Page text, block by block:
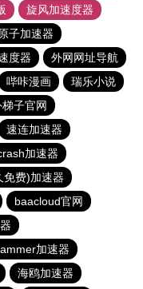
旋风加速度器
子加速器
度器
外网网址导航
哔咔漫画
瑞乐小说
子官网
速连加速器
加速器
免费)加速器
baacloud官网
加速器
海鸥加速器